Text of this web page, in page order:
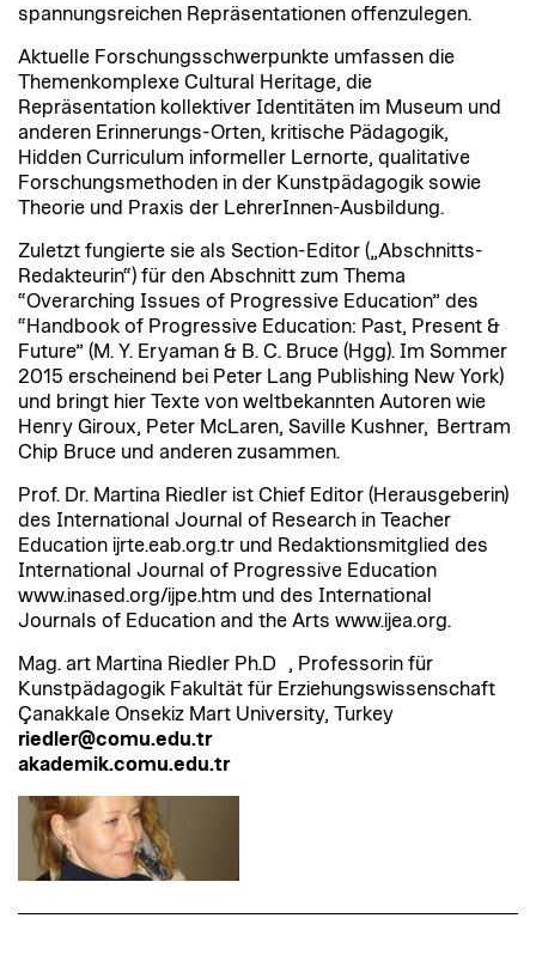
spannungsreichen Repräsentationen offenzulegen.
Aktuelle Forschungsschwerpunkte umfassen die
Themenkomplexe Cultural Heritage, die
Repräsentation kollektiver Identitäten im Museum und
anderen Erinnerungs-Orten, kritische Pädagogik,
Hidden Curriculum informeller Lernorte, qualitative
Forschungsmethoden in der Kunstpädagogik sowie
Theorie und Praxis der LehrerInnen-Ausbildung.
Zuletzt fungierte sie als Section-Editor („Abschnitts-
Redakteurin“) für den Abschnitt zum Thema
“Overarching Issues of Progressive Education” des
“Handbook of Progressive Education: Past, Present &
Future” (M. Y. Eryaman & B. C. Bruce (Hgg). Im Sommer
2015 erscheinend bei Peter Lang Publishing New York)
und bringt hier Texte von weltbekannten Autoren wie
Henry Giroux, Peter McLaren, Saville Kushner, Bertram
Chip Bruce und anderen zusammen.
Prof. Dr. Martina Riedler ist Chief Editor (Herausgeberin)
des International Journal of Research in Teacher
Education ijrte.eab.org.tr und Redaktionsmitglied des
International Journal of Progressive Education
www.inased.org/ijpe.htm und des International
Journals of Education and the Arts www.ijea.org.
Mag. art Martina Riedler Ph.D , Professorin für
Kunstpädagogik Fakultät für Erziehungswissenschaft
Çanakkale Onsekiz Mart University, Turkey
riedler@comu.edu.tr
akademik.comu.edu.tr